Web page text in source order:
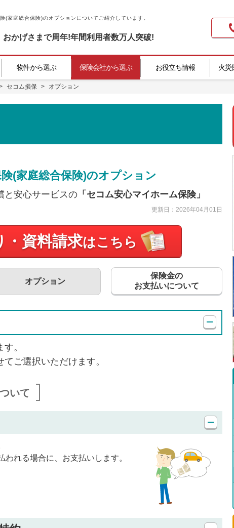
(家庭総合保険)のオプションについてご紹介しています。
おかげさまで周年!年間利用者数万人突破!
物件から選ぶ 保険会社から選ぶ お役立ち情報 火災
セコム損保 > オプション
(家庭総合保険)のオプション
と安心サービスの 「セコム安心マイホーム保険」
更新日： 2026年04月01日
・資料請求はこちら
オプション
保険金の
お支払いについて
。
ご選択いただけます。
いて
れる場合に、お支払いします。